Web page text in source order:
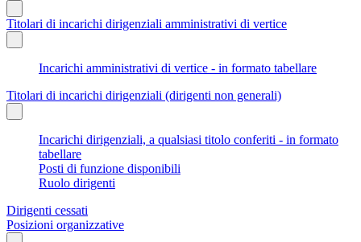
Titolari di incarichi dirigenziali amministrativi di vertice
Incarichi amministrativi di vertice - in formato tabellare
Titolari di incarichi dirigenziali (dirigenti non generali)
Incarichi dirigenziali, a qualsiasi titolo conferiti - in formato
tabellare
Posti di funzione disponibili
Ruolo dirigenti
Dirigenti cessati
Posizioni organizzative